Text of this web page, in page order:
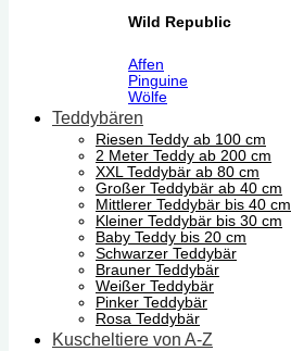
Wild Republic
Affen
Pinguine
Wölfe
Teddybären
Riesen Teddy ab 100 cm
2 Meter Teddy ab 200 cm
XXL Teddybär ab 80 cm
Großer Teddybär ab 40 cm
Mittlerer Teddybär bis 40 cm
Kleiner Teddybär bis 30 cm
Baby Teddy bis 20 cm
Schwarzer Teddybär
Brauner Teddybär
Weißer Teddybär
Pinker Teddybär
Rosa Teddybär
Kuscheltiere von A-Z